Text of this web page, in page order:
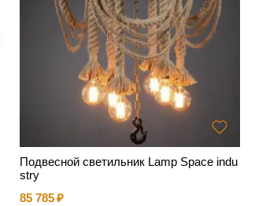
Подвесной светильник Lamp Space indu
stry
85 785